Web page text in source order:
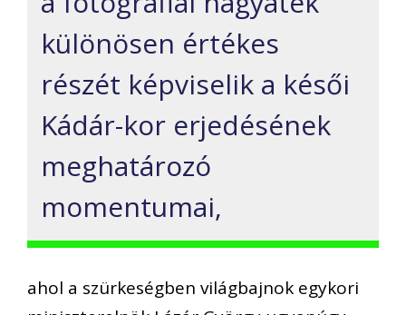
különösen értékes
részét képviselik a késői
Kádár-kor erjedésének
meghatározó
momentumai,
ahol a szürkeségben világbajnok egykori